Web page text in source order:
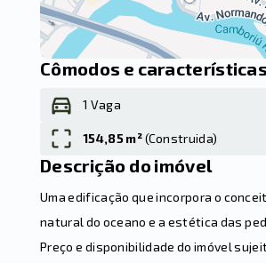
Cômodos e características
1 Vaga
154,85 m²(Construida)
Descrição do imóvel
Uma edificação que incorpora o
natural do oceano e a estética das
Preço e disponibilidade do imóvel